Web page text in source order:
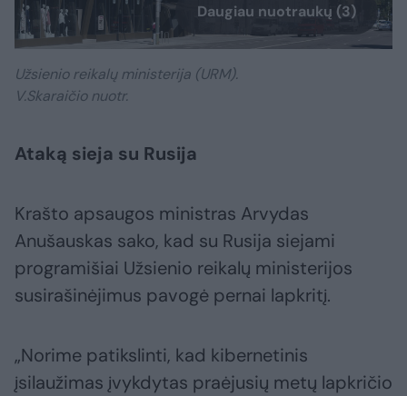
Daugiau nuotraukų (3)
Užsienio reikalų ministerija (URM).
V.Skaraičio nuotr.
Ataką sieja su Rusija
Krašto apsaugos ministras Arvydas
Anušauskas sako, kad su Rusija siejami
programišiai Užsienio reikalų ministerijos
susirašinėjimus pavogė pernai lapkritį.
„Norime patikslinti, kad kibernetinis
įsilaužimas įvykdytas praėjusių metų lapkričio